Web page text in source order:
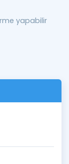
yapabilir